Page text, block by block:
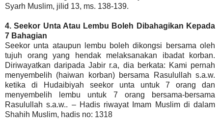
Syarh Muslim, jilid 13, ms. 138-139.
4. Seekor Unta Atau Lembu Boleh Dibahagikan Kepada
7 Bahagian
Seekor unta ataupun lembu boleh dikongsi bersama oleh
tujuh orang yang hendak melaksanakan ibadat korban.
Diriwayatkan daripada Jabir r.a, dia berkata: Kami pernah
menyembelih (haiwan korban) bersama Rasulullah s.a.w.
ketika di Hudaibiyah seekor unta untuk 7 orang dan
menyembelih lembu untuk 7 orang bersama-bersama
Rasulullah s.a.w.. – Hadis riwayat Imam Muslim di dalam
Shahih Muslim, hadis no: 1318